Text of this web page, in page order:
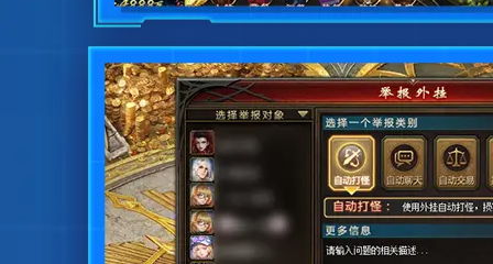
自动刷杂
针对“自动刷杂场景”行
则，显著提升了该类
更新时间